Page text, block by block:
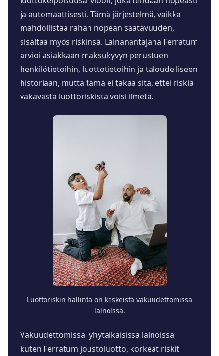
ja automaattisesti. Tämä järjestelmä, vaikka
mahdollistaa rahan nopean saatavuuden,
sisältää myös riskinsä. Lainanantajana Ferratum
arvioi asiakkaan maksukyvyn perustuen
henkilötietoihin, luottotietoihin ja taloudelliseen
historiaan, mutta tämä ei takaa sitä, ettei riskiä
vakavasta luottoriskistä voisi ilmetä.
Luottoriskin hallinta on keskeistä vakuudettomissa
lainoissa.
Vakuudettomissa lyhytaikaisissa lainoissa,
kuten Ferratum joustoluotto, korkeat riskit